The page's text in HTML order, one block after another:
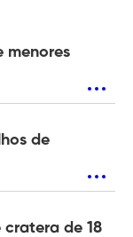
menores
de
cratera de 18